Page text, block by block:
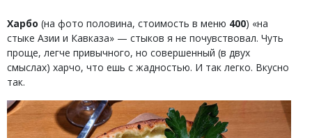
Харбо (на фото половина, стоимость в меню 400) «на
стыке Азии и Кавказа» — стыков я не почувствовал. Чуть
проще, легче привычного, но совершенный (в двух
смыслах) харчо, что ешь с жадностью. И так легко. Вкусно
так.